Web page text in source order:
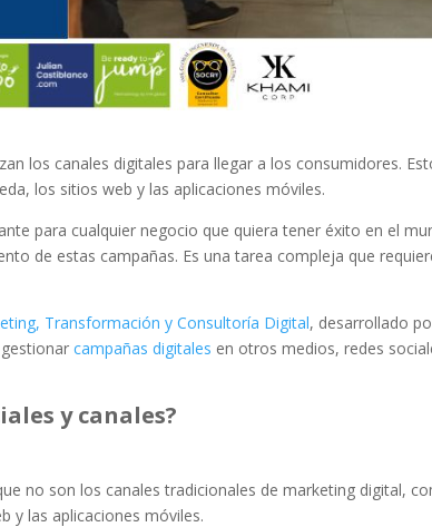
los canales digitales para llegar a los consumidores.
los sitios web y las aplicaciones móviles.
para cualquier negocio que quiera tener éxito en el
de estas campañas. Es una tarea compleja que
Transformación y Consultoría Digital, desarrollado
gestionarcampañas digitales en otros medios, redes
y canales?
no son los canales tradicionales de marketing digital,
y las aplicaciones móviles.